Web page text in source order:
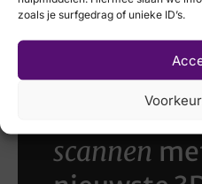
zoals je surfgedrag of unieke ID’s.
Laat uw
scannen